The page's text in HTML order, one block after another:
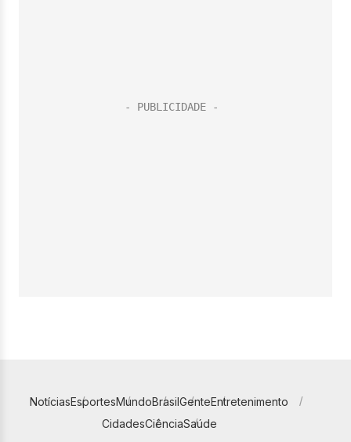
NotíciasEsportesMundoBrasilGenteEntretenimento
CidadesCiênciaSaúde